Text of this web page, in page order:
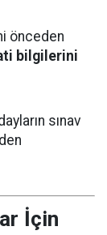
önceden
bilgilerini
sınav
İçin